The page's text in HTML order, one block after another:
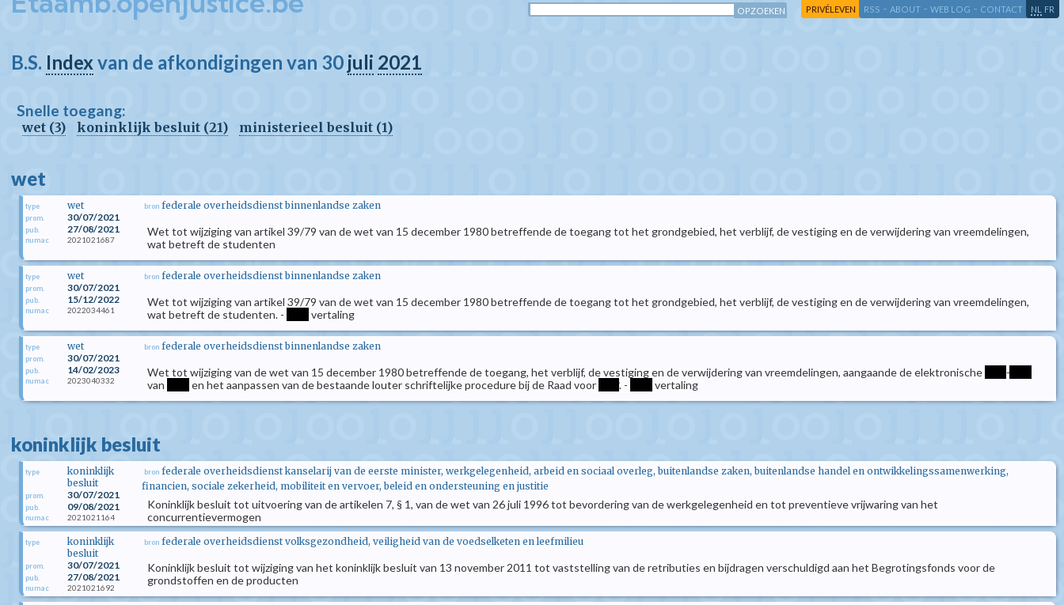
PRIVÉLEVEN RSS - ABOUT - WEB LOG - CONTACT NL FR
B.S. Indexvan de afkondigingen van 30 juli 2021
Snelle toegang:
wet (3) koninklijk besluit (21) ministerieel besluit (1)
wet
type wet
prom. 30/07/2021
pub. 27/08/2021
numac 2021021687
bron federale overheidsdienst binnenlandse zaken
Wet tot wijziging van artikel 39/79 van de wet van 15 december 1980 betreffende de toegang tot het grondgebied, het verblijf, de vestiging en de verwijdering van vreemdelingen,
wat betreft de studenten
type wet
prom. 30/07/2021
pub. 15/12/2022
numac 2022034461
bron federale overheidsdienst binnenlandse zaken
Wet tot wijziging van artikel 39/79 van de wet van 15 december 1980 betreffende de toegang tot het grondgebied, het verblijf, de vestiging en de verwijdering van vreemdelingen,
wat betreft de studenten. -
vertaling
type wet
prom. 30/07/2021
pub. 14/02/2023
numac 2023040332
bron federale overheidsdienst binnenlandse zaken
Wet tot wijziging van de wet van 15 december 1980 betreffende de toegang, het verblijf, de vestiging en de verwijdering van vreemdelingen, aangaande de elektronische -
van
en het aanpassen van de bestaande louter schriftelijke procedure bij de Raad voor . - vertaling
koninklijk besluit
type
koninklijk
besluit
prom. 30/07/2021
pub. 09/08/2021
numac 2021021164
bron federale overheidsdienst kanselarij van de eerste minister, werkgelegenheid, arbeid en sociaal overleg, buitenlandse zaken, buitenlandse handel en ontwikkelingssamenwerking,
financien, sociale zekerheid, mobiliteit en vervoer, beleid en ondersteuning en justitie
Koninklijk besluit tot uitvoering van de artikelen 7, § 1, van de wet van 26 juli 1996 tot bevordering van de werkgelegenheid en tot preventieve vrijwaring van het
concurrentievermogen
type
koninklijk
besluit
prom. 30/07/2021
pub. 27/08/2021
numac 2021021692
bron federale overheidsdienst volksgezondheid, veiligheid van de voedselketen en leefmilieu
Koninklijk besluit tot wijziging van het koninklijk besluit van 13 november 2011 tot vaststelling van de retributies en bijdragen verschuldigd aan het Begrotingsfonds voor de
grondstoffen en de producten